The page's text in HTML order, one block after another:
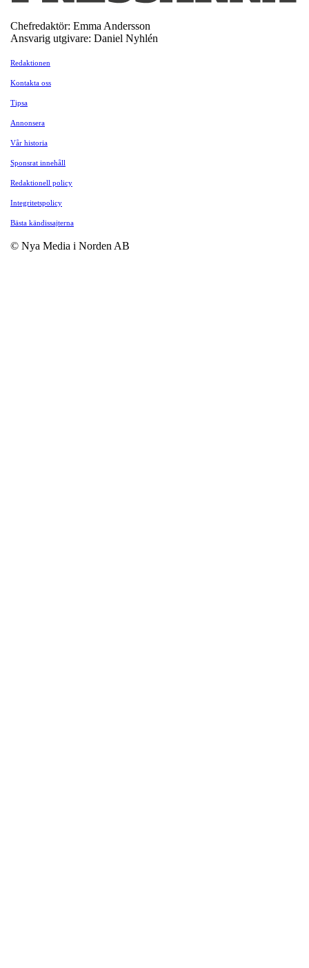
Chefredaktör: Emma Andersson
Ansvarig utgivare: Daniel Nyhlén
Redaktionen
Kontakta oss
Tipsa
Annonsera
Vår historia
Sponsrat innehåll
Redaktionell policy
Integritetspolicy
Bästa kändissajterna
© Nya Media i Norden AB